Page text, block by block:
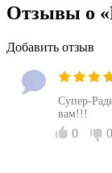
Отзывы о
Добавить отзыв
Супер-
вам!!!
0 0